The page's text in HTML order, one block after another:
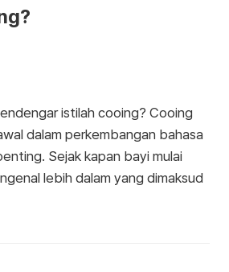
istilah cooing? Cooing
dalam perkembangan bahasa
Sejak kapan bayi mulai
lebih dalam yang dimaksud